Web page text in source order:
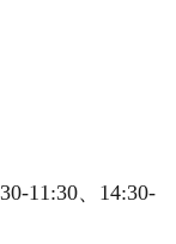
11:30、14:30-